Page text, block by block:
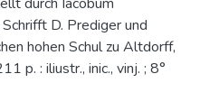
D. Prediger und
hohen Schul zu Altdorff,
p. : iliustr., inic., vinj. ; 8°